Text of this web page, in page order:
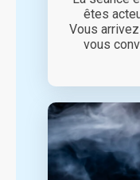
êtes
Vous
vous